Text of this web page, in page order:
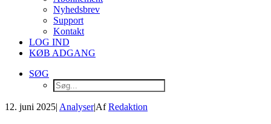
Nyhedsbrev
Support
Kontakt
LOG IND
KØB ADGANG
SØG
12. juni 2025| Analyser|AfRedaktion